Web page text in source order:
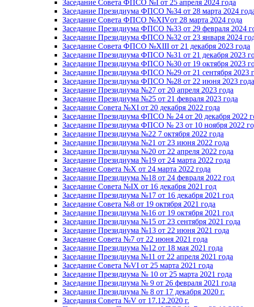
Заседание Совета ФПСО №I от 25 апреля 2024 года
Заседание Президиума ФПСО №34 от 28 марта 2024
Заседание Совета ФПСО №XIVот 28 марта 2024 года
Заседание Президиума ФПСО №33 от 29 февраля 2024
Заседание Президиума ФПСО №32 от 23 января 2024
Заседание Совета ФПСО №XIII от 21 декабря 2023 года
Заседание Президиума ФПСО №31 от 21 декабря 2023
Заседание Президиума ФПСО №30 от 19 октября 2023
Заседание Президиума ФПСО №29 от 21 сентября 2023
Заседание Президиума ФПСО №28 от 22 июня 2023 года
Заседание Президиума №27 от 20 апреля 2023 года
Заседание Президиума №25 от 21 февраля 2023 года
Заседание Совета №XI от 20 декабря 2022 года
Заседание Президиума ФПСО № 24 от 20 декабря 2022
Заседание Президиума ФПСО № 23 от 10 ноября 2022
Заседание Президиума №22 7 октября 2022 года
Заседание Президиума №21 от 23 июня 2022 года
Заседание Президиума №20 от 22 апреля 2022 года
Заседание Президиума №19 от 24 марта 2022 года
Заседание Совета №X от 24 марта 2022 года
Заседание Президиума №18 от 24 февраля 2022 год
Заседание Совета №IX от 16 декабря 2021 год
Заседание Президиума №17 от 16 декабря 2021 год
Заседание Совета №8 от 19 октября 2021 года
Заседание Президиума №16 от 19 октября 2021 год
Заседание Президиума №15 от 23 сентября 2021 года
Заседание Президиума №13 от 22 июня 2021 года
Заседание Совета №7 от 22 июня 2021 года
Заседание Президиума №12 от 18 мая 2021 года
Заседание Президиума №11 от 22 апреля 2021 года
Заседание Совета №VI от 25 марта 2021 года
Заседание Президиума № 10 от 25 марта 2021 года
Заседание Президиума № 9 от 26 февраля 2021 года
Заседание Президиума № 8 от 17 декабря 2020 г.
Заседания Совета №V от 17.12.2020 г.